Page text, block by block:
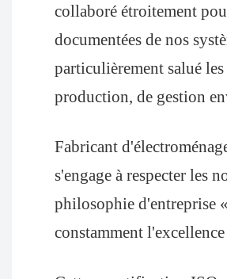
collaboré étroitement
documentées de nos
particulièrement salué
production, de gestion
Fabricant
s'engage à respecter les
philosophie d'entreprise
constamment